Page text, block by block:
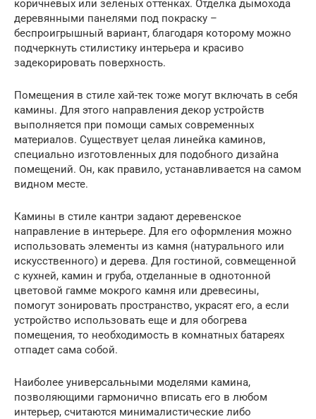
коричневых или зеленых оттенках. Отделка дымохода
деревянными панелями под покраску –
беспроигрышный вариант, благодаря которому можно
подчеркнуть стилистику интерьера и красиво
задекорировать поверхность.
Помещения в стиле хай-тек тоже могут включать в себя
камины. Для этого направления декор устройств
выполняется при помощи самых современных
материалов. Существует целая линейка каминов,
специально изготовленных для подобного дизайна
помещений. Он, как правило, устанавливается на самом
видном месте.
Камины в стиле кантри задают деревенское
направление в интерьере. Для его оформления можно
использовать элементы из камня (натурального или
искусственного) и дерева. Для гостиной, совмещенной
с кухней, камин и груба, отделанные в однотонной
цветовой гамме мокрого камня или древесины,
помогут зонировать пространство, украсят его, а если
устройство использовать еще и для обогрева
помещения, то необходимость в комнатных батареях
отпадет сама собой.
Наиболее универсальными моделями камина,
позволяющими гармонично вписать его в любом
интерьер, считаются минималистические либо